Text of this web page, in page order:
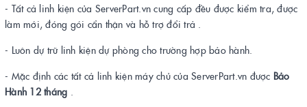
- Tất cả linh kiện của ServerPart.vn cung cấp đều được kiểm tra, được
làm mới, đóng gói cẩn thận và hỗ trợ đổi trả .
- Luôn dự trữ linh kiện dự phòng cho trường hợp bảo hành.
- Mặc định các tất cả linh kiện máy chủ của ServerPart.vn được Bảo
Hành 12 tháng